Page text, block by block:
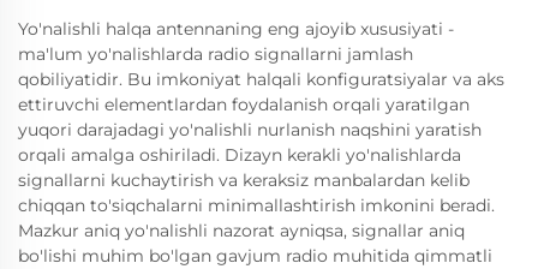
Yo'nalishli halqa antennaning eng ajoyib xususiyati -
ma'lum yo'nalishlarda radio signallarni jamlash
qobiliyatidir. Bu imkoniyat halqali konfiguratsiyalar va aks
ettiruvchi elementlardan foydalanish orqali yaratilgan
yuqori darajadagi yo'nalishli nurlanish naqshini yaratish
orqali amalga oshiriladi. Dizayn kerakli yo'nalishlarda
signallarni kuchaytirish va keraksiz manbalardan kelib
chiqqan to'siqchalarni minimallashtirish imkonini beradi.
Mazkur aniq yo'nalishli nazorat ayniqsa, signallar aniq
bo'lishi muhim bo'lgan gavjum radio muhitida qimmatli